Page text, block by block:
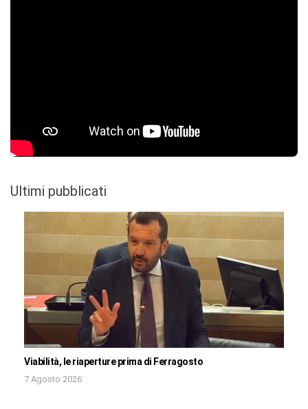
Ultimi pubblicati
Viabilità, le riaperture prima di Ferragosto
7 Agosto 2026